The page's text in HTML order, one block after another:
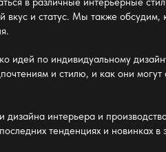
и статус. Мы также обсудим,
идей по индивидуальному
и стилю, и как они
интерьера и
тенденциях и новинках в